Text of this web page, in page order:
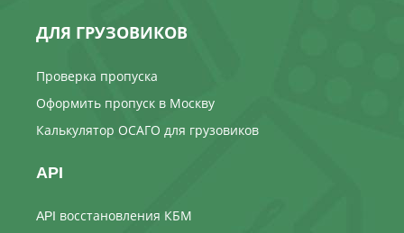
ДЛЯ ГРУЗОВИКОВ
Проверка пропуска
Оформить пропуск в Москву
Калькулятор ОСАГО для грузовиков
API
API восстановления КБМ